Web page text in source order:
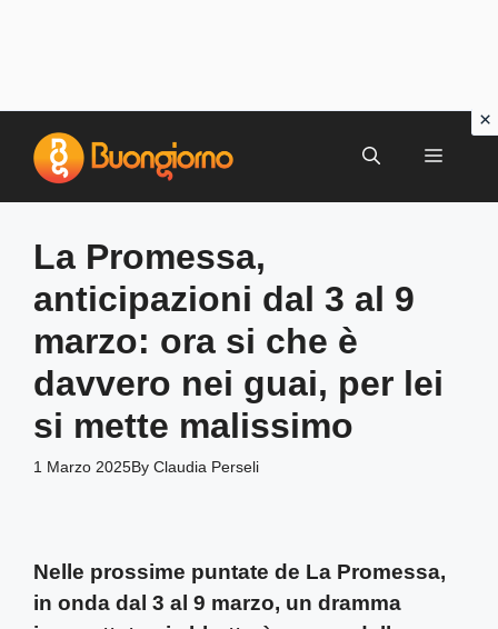
contenuto
MENU
La Promessa,
anticipazioni dal 3 al 9
marzo: ora si che è
davvero nei guai, per lei
si mette malissimo
1 Marzo 2025By Claudia Perseli
Nelle prossime puntate de La Promessa,
in onda dal 3 al 9 marzo, un dramma